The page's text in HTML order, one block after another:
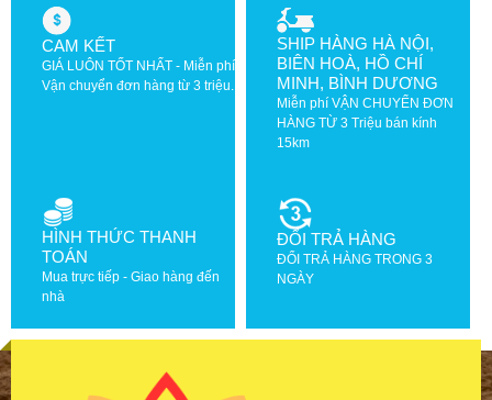
CAM KẾT
GIÁ LUÔN TỐT NHẤT - Miễn phí
Vận chuyển đơn hàng từ 3 triệu.
SHIP HÀNG HÀ NỘI,
BIÊN HOÀ, HỒ CHÍ
MINH, BÌNH DƯƠNG
Miễn phí VẬN CHUYỂN ĐƠN
HÀNG TỪ 3 Triệu bán kính
15km
HÌNH THỨC THANH
TOÁN
Mua trực tiếp - Giao hàng đến
nhà
ĐỔI TRẢ HÀNG
ĐỔI TRẢ HÀNG TRONG 3
NGÀY